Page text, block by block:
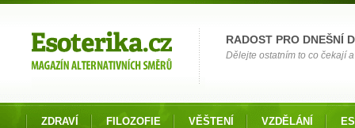
RADOST PRO DNEŠNÍ
Dělejte ostatním to co čekají
ZDRAVÍ FILOZOFIE VĚŠTENÍ VZDĚLÁNÍ